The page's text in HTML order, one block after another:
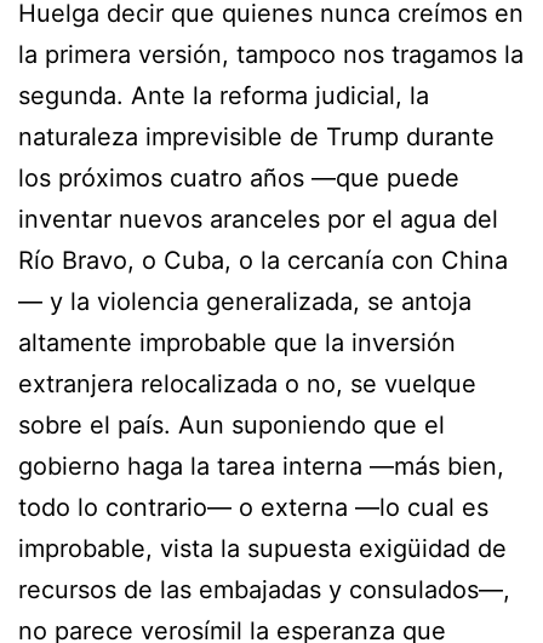
Huelga decir que quienes nunca creímos en
la primera versión, tampoco nos tragamos la
segunda. Ante la reforma judicial, la
naturaleza imprevisible de Trump durante
los próximos cuatro años —que puede
inventar nuevos aranceles por el agua del
Río Bravo, o Cuba, o la cercanía con China
— y la violencia generalizada, se antoja
altamente improbable que la inversión
extranjera relocalizada o no, se vuelque
sobre el país. Aun suponiendo que el
gobierno haga la tarea interna —más bien,
todo lo contrario— o externa —lo cual es
improbable, vista la supuesta exigüidad de
recursos de las embajadas y consulados—,
no parece verosímil la esperanza que